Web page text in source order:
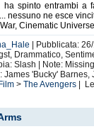
ha spinto entrambi a
nessuno ne esce
Cinematic
| Pubblicata:
Drammatico,
Slash | Note:
James 'Bucky'
Film >The Avengers |